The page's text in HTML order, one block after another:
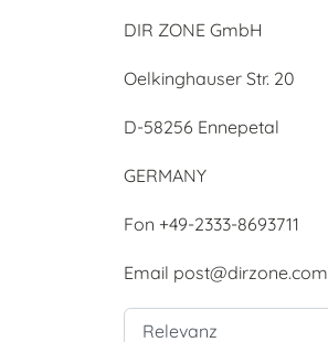
DIR ZONE GmbH
Oelkinghauser Str. 20
D-58256 Ennepetal
GERMANY
Fon +49-2333-8693711
Email post@dirzone.com